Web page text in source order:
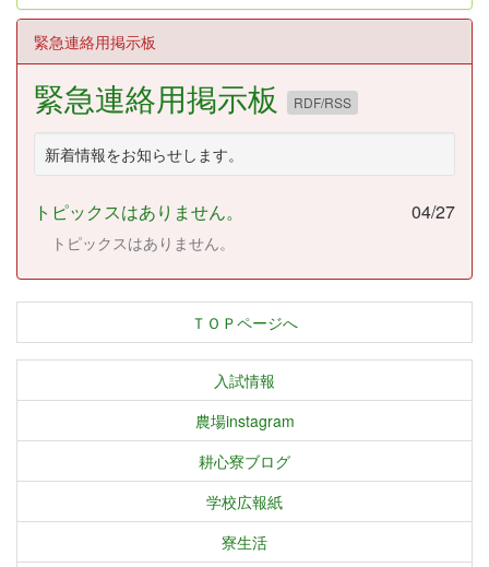
緊急連絡用掲示板
緊急連絡用掲示板 RDF/RSS
新着情報をお知らせします。
トピックスはありません。 04/27
トピックスはありません。
ＴＯＰページへ
入試情報
農場instagram
耕心寮ブログ
学校広報紙
寮生活